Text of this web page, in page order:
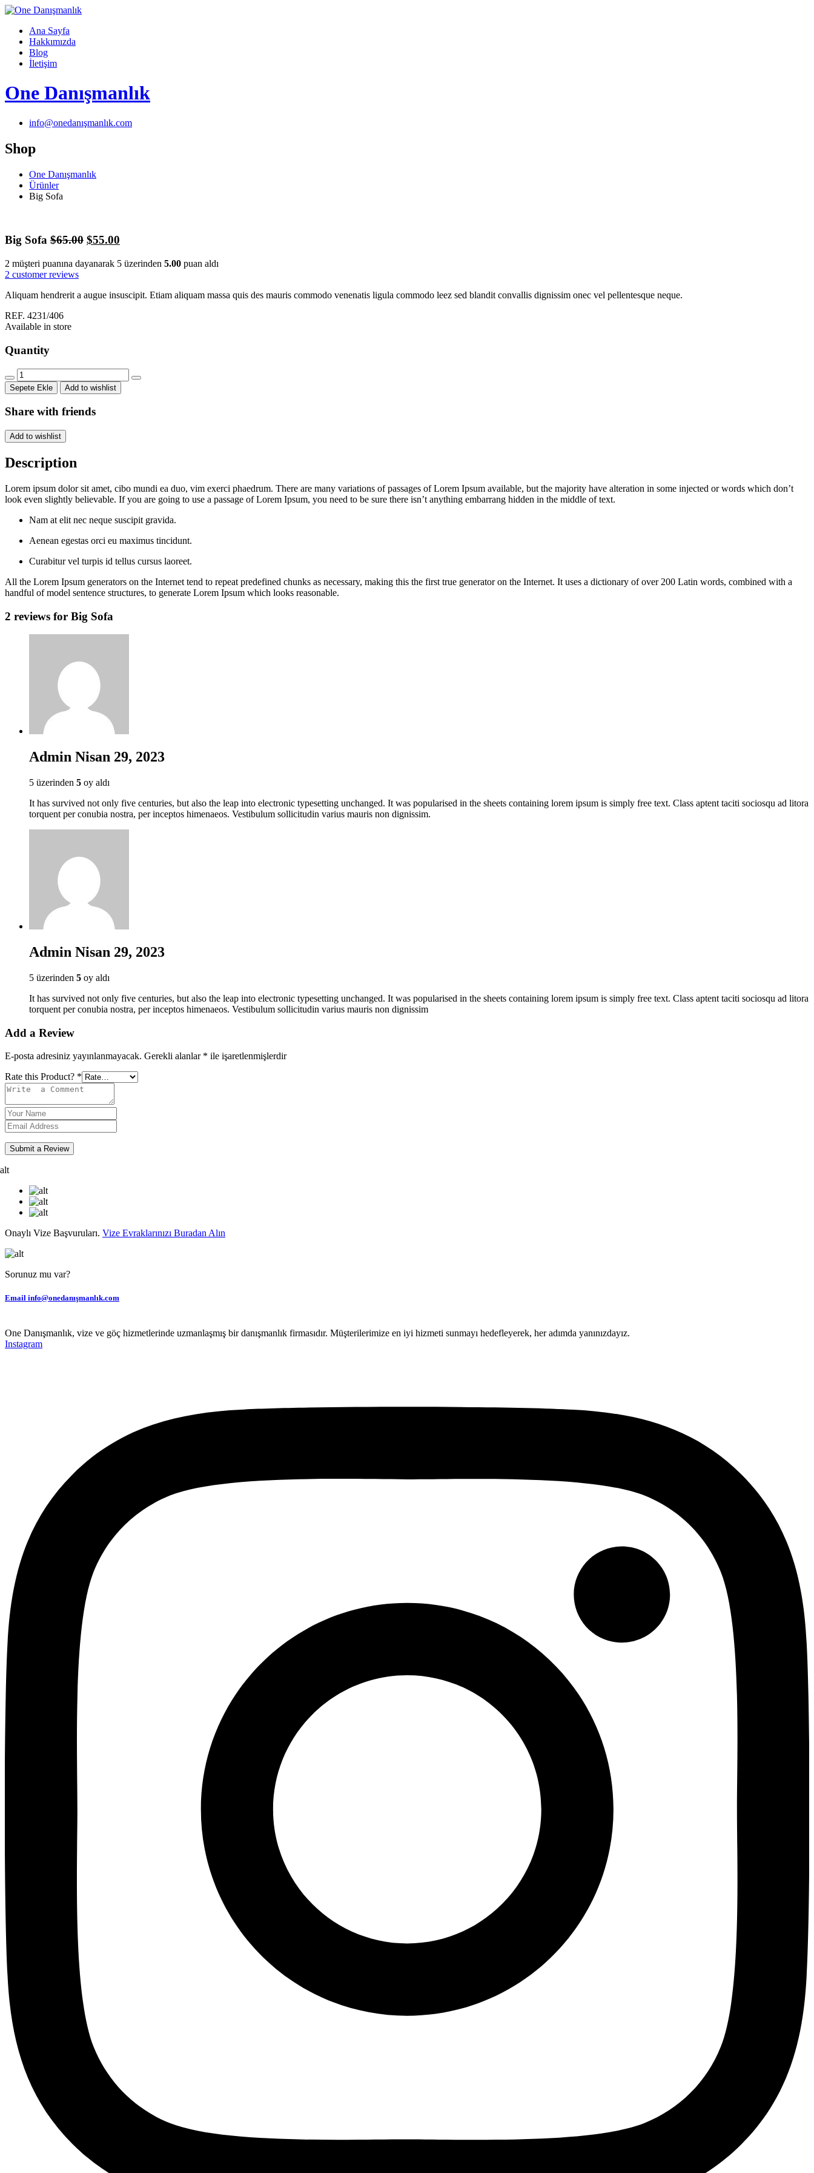
Skip
contentAna Sayfa
Hakkımızda
Blog
İletişim
One Danışmanlık
info@onedanışmanlık.com
Shop
One Danışmanlık
Ürünler
Big Sofa
Big Sofa $65.00 Orijinal
$65.00.
$55.00
fiyat:
2 müşteri puanına dayanarak 5 üzerinden 5.00 puan aldı
2 customer reviews
Aliquam hendrerit a augue insuscipit. Etiam aliquam massa quis des mauris commodo venenatis ligula commodo leez sed blandit convallis dignissim onec vel pellentesque neque.
REF. 4231/406
Available in store
Quantity
Sofa
quantity
Sepete Ekle Add to wishlist
Share with friends
Add to wishlist
Description
Lorem ipsum dolor sit amet, cibo mundi ea duo, vim exerci phaedrum. There are many variations of passages of Lorem Ipsum available, but the majority have alteration in some injected or words which don’t
look even slightly believable. If you are going to use a passage of Lorem Ipsum, you need to be sure there isn’t anything embarrang hidden in the middle of text.
Nam at elit nec neque suscipit gravida.
Aenean egestas orci eu maximus tincidunt.
Curabitur vel turpis id tellus cursus laoreet.
All the Lorem Ipsum generators on the Internet tend to repeat predefined chunks as necessary, making this the first true generator on the Internet. It uses a dictionary of over 200 Latin words, combined with a
handful of model sentence structures, to generate Lorem Ipsum which looks reasonable.
2 reviews for Big Sofa
Admin Nisan 29, 2023
5 üzerinden 5 oy aldı
It has survived not only five centuries, but also the leap into electronic typesetting unchanged. It was popularised in the sheets containing lorem ipsum is simply free text. Class aptent taciti sociosqu ad litora
torquent per conubia nostra, per inceptos himenaeos. Vestibulum sollicitudin varius mauris non dignissim.
Admin Nisan 29, 2023
5 üzerinden 5 oy aldı
It has survived not only five centuries, but also the leap into electronic typesetting unchanged. It was popularised in the sheets containing lorem ipsum is simply free text. Class aptent taciti sociosqu ad litora
torquent per conubia nostra, per inceptos himenaeos. Vestibulum sollicitudin varius mauris non dignissim
Add a Review
E-posta adresiniz yayınlanmayacak. Gerekli alanlar * ile işaretlenmişlerdir
Rate this Product? *
Submit a Review
Onaylı Vize Başvuruları. Vize Evraklarınızı Buradan Alın
Sorunuz mu var?
Email info@onedanışmanlık.com
One Danışmanlık, vize ve göç hizmetlerinde uzmanlaşmış bir danışmanlık firmasıdır. Müşterilerimize en iyi hizmeti sunmayı hedefleyerek, her adımda yanınızdayız.
Instagram